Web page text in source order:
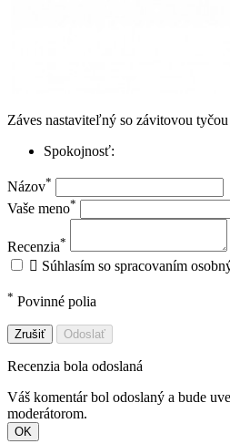
Záves nastaviteľný so závitovou
Spokojnosť:
Názov*
Vaše meno*
Recenzia*
 Súhlasím so spracovaním
* Povinné polia
Zrušiť Odoslať
Recenzia bola odoslaná
Váš komentár bol odoslaný a bude
moderátorom.
OK